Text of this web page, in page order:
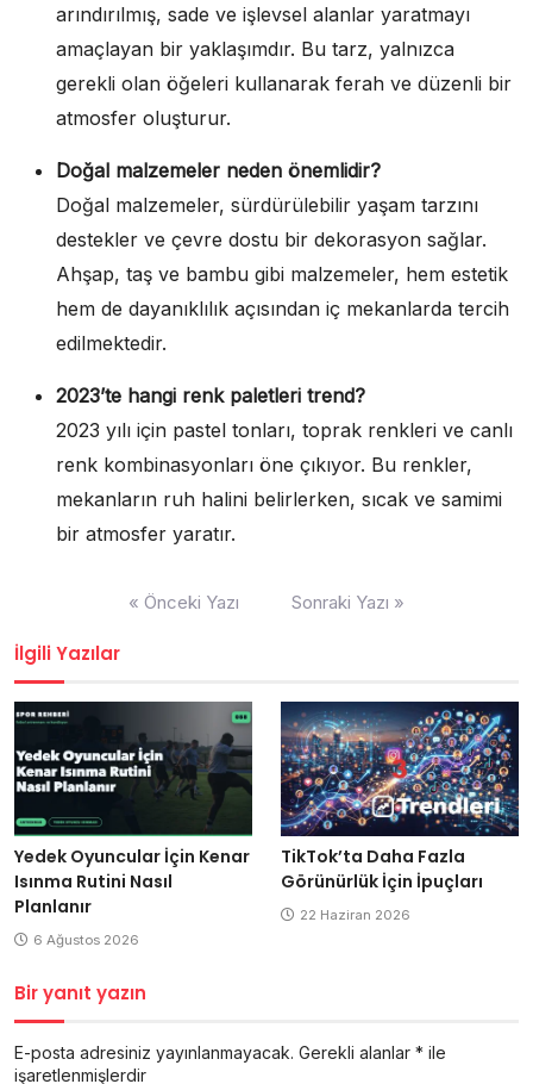
arındırılmış, sade ve işlevsel alanlar yaratmayı
amaçlayan bir yaklaşımdır. Bu tarz, yalnızca
gerekli olan öğeleri kullanarak ferah ve düzenli bir
atmosfer oluşturur.
Doğal malzemeler neden önemlidir?
Doğal malzemeler, sürdürülebilir yaşam tarzını
destekler ve çevre dostu bir dekorasyon sağlar.
Ahşap, taş ve bambu gibi malzemeler, hem estetik
hem de dayanıklılık açısından iç mekanlarda tercih
edilmektedir.
2023’te hangi renk paletleri trend?
2023 yılı için pastel tonları, toprak renkleri ve canlı
renk kombinasyonları öne çıkıyor. Bu renkler,
mekanların ruh halini belirlerken, sıcak ve samimi
bir atmosfer yaratır.
« Önceki Yazı Sonraki Yazı »
İlgili Yazılar
Yedek Oyuncular İçin Kenar
Isınma Rutini Nasıl
Planlanır
6 Ağustos 2026
TikTok’ta Daha Fazla
Görünürlük İçin İpuçları
22 Haziran 2026
Bir yanıt yazın
E-posta adresiniz yayınlanmayacak. Gerekli alanlar * ile
işaretlenmişlerdir